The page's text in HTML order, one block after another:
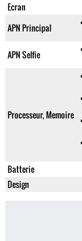
Ecran
APN Principal
APN Selfie
Processeur, Memoire
Batterie
Design